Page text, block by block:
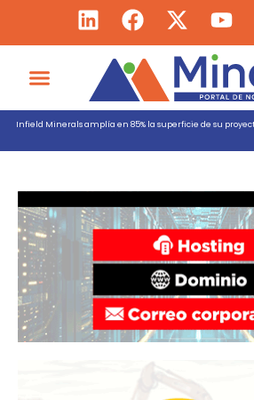
Infield Minerals amplía en 85% la superficie de su